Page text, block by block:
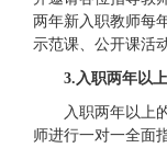
两年新入职教师每
示范课、公开课活动
3.入职两年以
入职两年以上
师进行一对一全面